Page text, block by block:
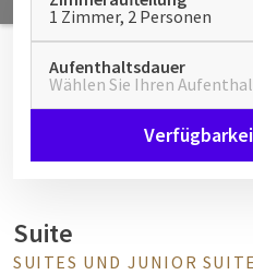
1 Zimmer, 2 Personen
Aufenthaltsdauer
Wählen Sie Ihren
Suite
SUITES UND JUNIOR